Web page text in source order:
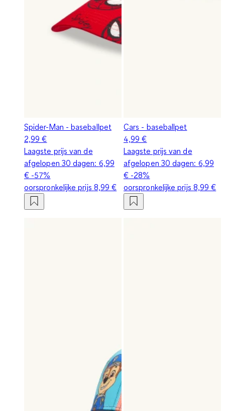
Spider-Man - baseballpet
2,99 €
Laagste prijs van de
afgelopen 30 dagen: 6,99
€ -57%
oorspronkelijke prijs 8,99 €
Cars - baseballpet
4,99 €
Laagste prijs van de
afgelopen 30 dagen: 6,99
€ -28%
oorspronkelijke prijs 8,99 €